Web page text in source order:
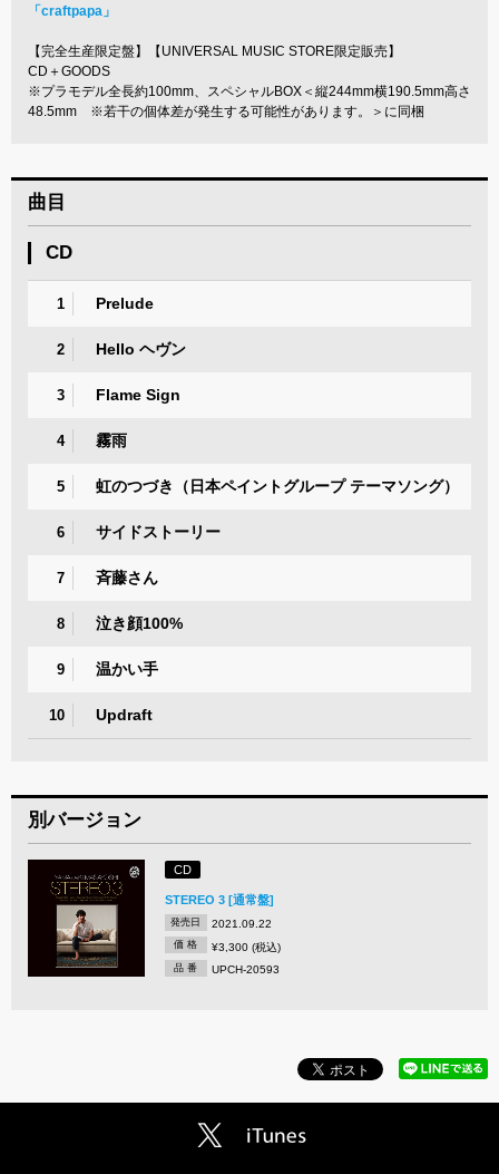
「craftpapa」
【完全生産限定盤】【UNIVERSAL MUSIC STORE限定販売】
CD＋GOODS
※プラモデル全長約100mm、スペシャルBOX＜縦244mm横190.5mm高さ
48.5mm ※若干の個体差が発生する可能性があります。＞に同梱
曲目
CD
1 Prelude
2 Hello ヘヴン
3 Flame Sign
4 霧雨
5 虹のつづき（日本ペイントグループ テーマソング）
6 サイドストーリー
7 斉藤さん
8 泣き顔100%
9 温かい手
10 Updraft
別バージョン
CD
STEREO 3 [通常盤]
発売日 2021.09.22
価 格 ¥3,300 (税込)
品 番 UPCH-20593